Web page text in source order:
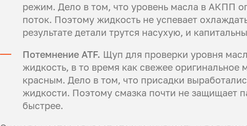
режим. Дело в том, что уровень масла в АКПП
поток. Поэтому жидкость не успевает
результате детали трутся насухую, и
Потемнение ATF. Щуп для проверки уровня
жидкость, в то время как свежее
красным. Дело в том, что присадки
жидкости. Поэтому смазка почти не защищает
быстрее.